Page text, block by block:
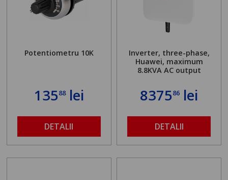
Potentiometru 10K
13588lei
DETALII
Inverter, three-phase,
Huawei, maximum
8.8KVA AC output
837586 lei
DETALII